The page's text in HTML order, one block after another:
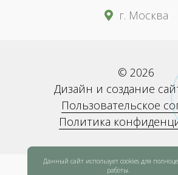
г. Москва
© 2026
Дизайн и создание
Пользовательское
Политика
Данный сайт использует cookies для
работы.